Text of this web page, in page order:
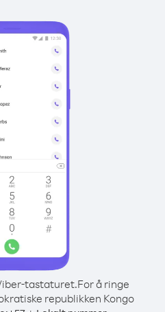
tastaturet.For å ringe
republikken Kongo